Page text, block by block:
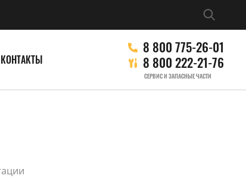
КОНТАКТЫ
8 800 775-26-01
8 800 222-21-76
СЕРВИС И ЗАПАСНЫЕ ЧАСТИ